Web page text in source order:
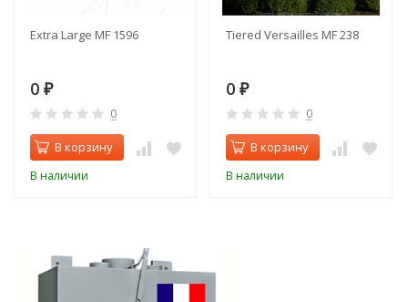
Extra Large MF 1596
0 ₽
0
В корзину
В наличии
Tiered Versailles MF 238
0 ₽
0
В корзину
В наличии